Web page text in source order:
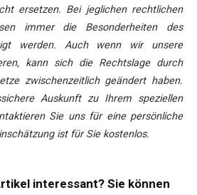
ersetzen. Bei jeglichen rechtlichen
immer die Besonderheiten des
werden. Auch wenn wir unsere
kann sich die Rechtslage durch
zwischenzeitlich geändert haben.
Auskunft zu Ihrem speziellen
Sie uns für eine persönliche
ist für Sie kostenlos.
interessant? Sie können